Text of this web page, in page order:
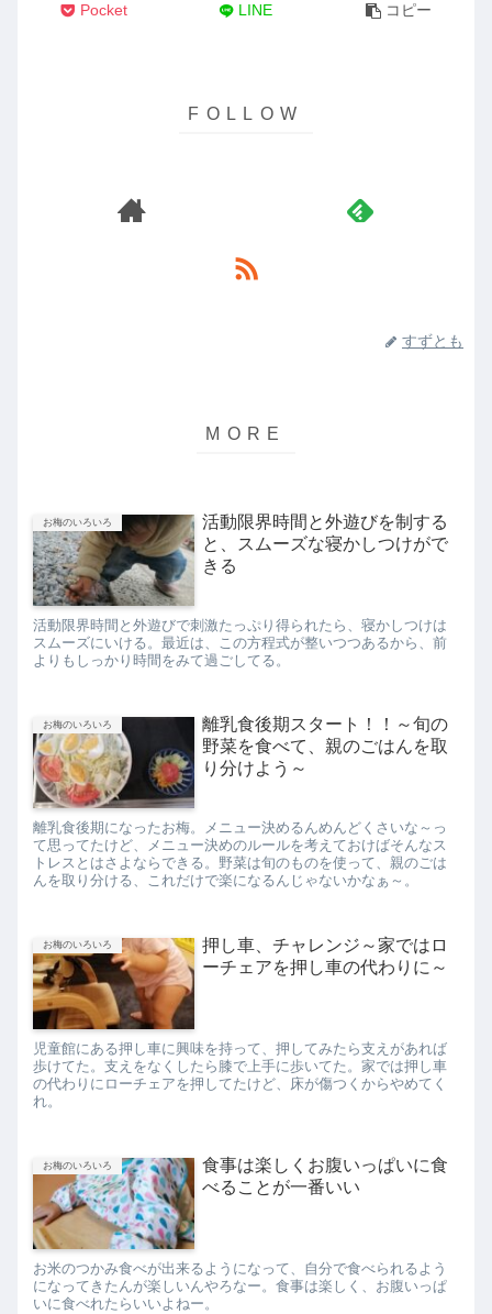
Pocket LINE コピー
すずとも
お梅のいろいろ
活動限界時間と外遊びを制する
と、スムーズな寝かしつけがで
きる
活動限界時間と外遊びで刺激たっぷり得られたら、寝かしつけは
スムーズにいける。最近は、この方程式が整いつつあるから、前
よりもしっかり時間をみて過ごしてる。
お梅のいろいろ
離乳食後期スタート！！～旬の
野菜を食べて、親のごはんを取
り分けよう～
離乳食後期になったお梅。メニュー決めるんめんどくさいな～っ
て思ってたけど、メニュー決めのルールを考えておけばそんなス
トレスとはさよならできる。野菜は旬のものを使って、親のごは
んを取り分ける、これだけで楽になるんじゃないかなぁ～。
お梅のいろいろ
押し車、チャレンジ～家ではロ
ーチェアを押し車の代わりに～
児童館にある押し車に興味を持って、押してみたら支えがあれば
歩けてた。支えをなくしたら膝で上手に歩いてた。家では押し車
の代わりにローチェアを押してたけど、床が傷つくからやめてく
れ。
お梅のいろいろ
食事は楽しくお腹いっぱいに食
べることが一番いい
お米のつかみ食べが出来るようになって、自分で食べられるよう
になってきたんが楽しいんやろなー。食事は楽しく、お腹いっぱ
いに食べれたらいいよねー。